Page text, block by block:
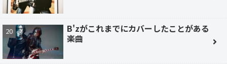
B'zがこれまでにカバーしたことがある
楽曲